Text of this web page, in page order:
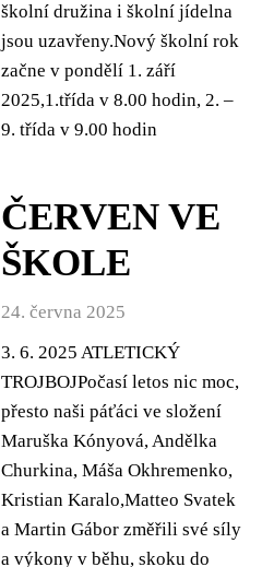
školní družina i školní jídelna
jsou uzavřeny.Nový školní rok
začne v pondělí 1. září
2025,1.třída v 8.00 hodin, 2. –
9. třída v 9.00 hodin
ČERVEN VE
ŠKOLE
24. června 2025
3. 6. 2025 ATLETICKÝ
TROJBOJPočasí letos nic moc,
přesto naši páťáci ve složení
Maruška Kónyová, Andělka
Churkina, Máša Okhremenko,
Kristian Karalo,Matteo Svatek
a Martin Gábor změřili své síly
a výkony v běhu, skoku do